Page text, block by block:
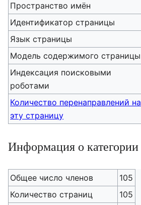
Пространство имён
Идентификатор страницы
Язык страницы
Модель содержимого страницы
Индексация поисковыми
роботами
Количество перенаправлений на
эту страницу
Информация о категории
Общее число членов
105
Количество страниц
105